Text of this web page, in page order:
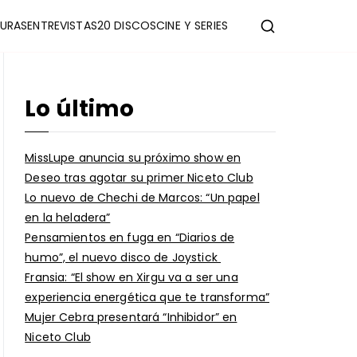
ENTREVISTAS20 DISCOSCINE Y SERIES
Lo último
MissLupe anuncia su próximo show en
Deseo tras agotar su primer Niceto Club
Lo nuevo de Chechi de Marcos: “Un papel
en la heladera”
Pensamientos en fuga en “Diarios de
humo”, el nuevo disco de Joystick
Fransia: “El show en Xirgu va a ser una
experiencia energética que te transforma”
Mujer Cebra presentará “Inhibidor” en
Niceto Club